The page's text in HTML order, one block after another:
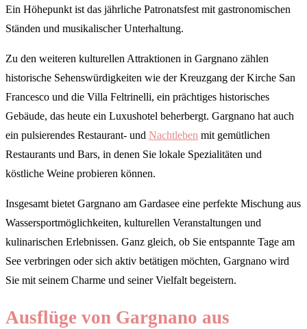
Ein Höhepunkt ist das jährliche Patronatsfest mit gastronomischen
Ständen und musikalischer Unterhaltung.
Zu den weiteren kulturellen Attraktionen in Gargnano zählen
historische Sehenswürdigkeiten wie der Kreuzgang der Kirche San
Francesco und die Villa Feltrinelli, ein prächtiges historisches
Gebäude, das heute ein Luxushotel beherbergt. Gargnano hat auch
ein pulsierendes Restaurant- und Nachtleben mit gemütlichen
Restaurants und Bars, in denen Sie lokale Spezialitäten und
köstliche Weine probieren können.
Insgesamt bietet Gargnano am Gardasee eine perfekte Mischung aus
Wassersportmöglichkeiten, kulturellen Veranstaltungen und
kulinarischen Erlebnissen. Ganz gleich, ob Sie entspannte Tage am
See verbringen oder sich aktiv betätigen möchten, Gargnano wird
Sie mit seinem Charme und seiner Vielfalt begeistern.
Ausflüge von Gargnano aus